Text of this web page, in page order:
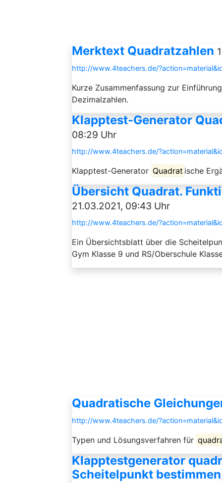
Merktext Quadratzahlen
http://www.4teachers.de/
Kurze Zusammenfassung zur
Dezimalzahlen.
Klapptest-Generator
08:29 Uhr
http://www.4teachers.de/
Klapptest-Generator Quadrat ische
Übersicht Quadrat.
21.03.2021, 09:43 Uhr
http://www.4teachers.de/
Ein Übersichtsblatt über die
Gym Klasse 9 und RS/Oberschule
Quadratische
http://www.4teachers.de/
Typen und Lösungsverfahren für
Klapptestgenerator
Scheitelpunkt